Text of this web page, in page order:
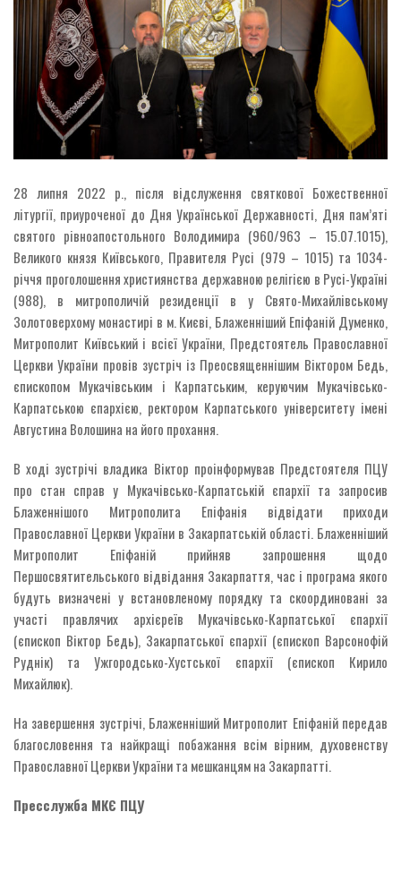
28 липня 2022 р., після відслуження святкової Божественної
літургії, приуроченої до Дня Української Державності, Дня пам’яті
святого рівноапостольного Володимира (960/963 – 15.07.1015),
Великого князя Київського, Правителя Русі (979 – 1015) та 1034-
річчя проголошення християнства державною релігією в Русі-Україні
(988), в митрополичій резиденції в у Свято-Михайлівському
Золотоверхому монастирі в м. Києві, Блаженніший Епіфаній Думенко,
Митрополит Київський і всієї України, Предстоятель Православної
Церкви України провів зустріч із Преосвященнішим Віктором Бедь,
єпископом Мукачівським і Карпатським, керуючим Мукачівсько-
Карпатською єпархією, ректором Карпатського університету імені
Августина Волошина на його прохання.
В ході зустрічі владика Віктор проінформував Предстоятеля ПЦУ
про стан справ у Мукачівсько-Карпатській єпархії та запросив
Блаженнішого Митрополита Епіфанія відвідати приходи
Православної Церкви України в Закарпатській області. Блаженніший
Митрополит Епіфаній прийняв запрошення щодо
Першосвятительського відвідання Закарпаття, час і програма якого
будуть визначені у встановленому порядку та скоординовані за
участі правлячих архієреїв Мукачівсько-Карпатської єпархії
(єпископ Віктор Бедь), Закарпатської єпархії (єпископ Варсонофій
Руднік) та Ужгородсько-Хустської єпархії (єпископ Кирило
Михайлюк).
На завершення зустрічі, Блаженніший Митрополит Епіфаній передав
благословення та найкращі побажання всім вірним, духовенству
Православної Церкви України та мешканцям на Закарпатті.
Пресслужба МКЄ ПЦУ